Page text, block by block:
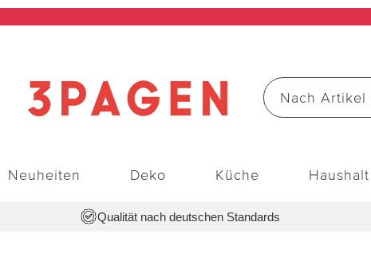
Neuheiten Deko Küche Haushalt
Qualität nach deutschen Standards